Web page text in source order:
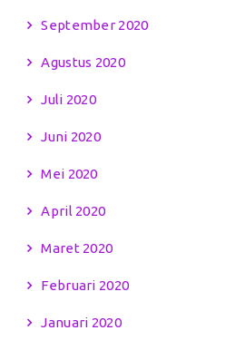
September 2020
Agustus 2020
Juli 2020
Juni 2020
Mei 2020
April 2020
Maret 2020
Februari 2020
Januari 2020